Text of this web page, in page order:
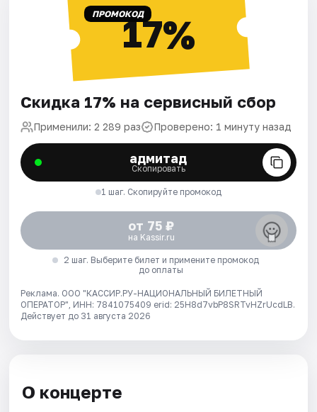
ПРОМОКОД17%
Скидка 17% на сервисный сбор
Применили: 2 289 раз Проверено: 1 минуту назад
адмитад
Скопировать
1 шаг. Скопируйте промокод
от 75 ₽
на Kassir.ru
2 шаг. Выберите билет и примените промокод
до оплаты
Реклама. ООО "КАССИР.РУ-НАЦИОНАЛЬНЫЙ БИЛЕТНЫЙ
ОПЕРАТОР", ИНН: 7841075409 erid: 25H8d7vbP8SRTvHZrUcdLB.
Действует до 31 августа 2026
О концерте